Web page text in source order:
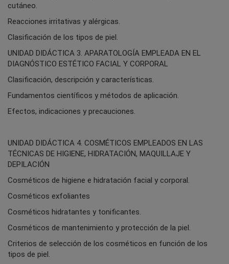
cutáneo.
Reacciones irritativas y alérgicas.
Clasificación de los tipos de piel.
UNIDAD DIDÁCTICA 3. APARATOLOGÍA EMPLEADA EN EL
DIAGNÓSTICO ESTÉTICO FACIAL Y CORPORAL
Clasificación, descripción y características.
Fundamentos científicos y métodos de aplicación.
Efectos, indicaciones y precauciones.
UNIDAD DIDÁCTICA 4. COSMÉTICOS EMPLEADOS EN LAS
TÉCNICAS DE HIGIENE, HIDRATACIÓN, MAQUILLAJE Y
DEPILACIÓN
Cosméticos de higiene e hidratación facial y corporal.
Cosméticos exfoliantes
Cosméticos hidratantes y tonificantes.
Cosméticos de mantenimiento y protección de la piel.
Criterios de selección de los cosméticos en función de los
tipos de piel.